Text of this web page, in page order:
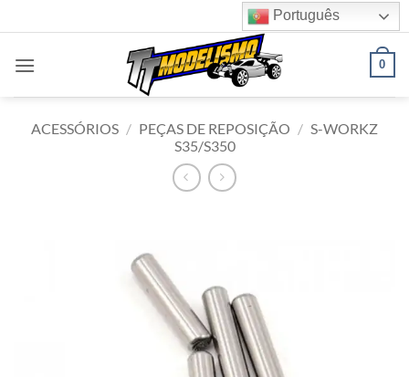
to
content
Português
0
ACESSÓRIOS / PEÇAS DE REPOSIÇÃO / S-WORKZ
S35/S350